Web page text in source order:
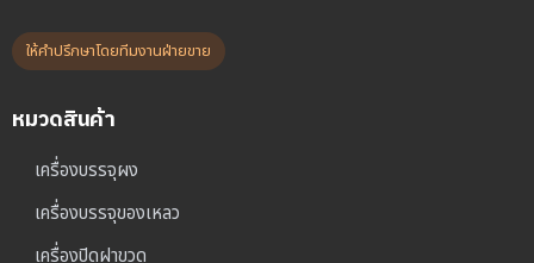
ให้คำปรึกษาโดยทีมงานฝ่ายขาย
หมวดสินค้า
เครื่องบรรจุผง
เครื่องบรรจุของเหลว
เครื่องปิดฝาขวด